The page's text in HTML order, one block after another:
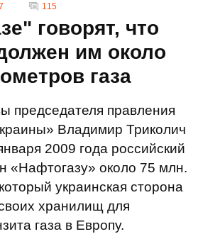
115
говорят, что
им около
газа
председателя правления
Владимир Триколич
2009 года российский
«Нафтогазу» около 75 млн.
украинская сторона
хранилищ для
газа в Европу.